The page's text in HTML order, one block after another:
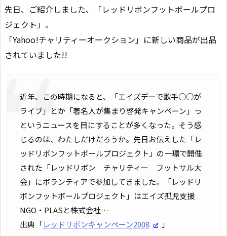
先日、ご紹介しました、「レッドリボンフットボールプロ
ジェクト」。
「Yahoo!チャリティーオークション」に新しい商品が出品
されていました!!
近年、この時期になると、「エイズデーで歌手○○が
ライブ」とか「著名人が集まり啓発キャンペーン」っ
というニュースを目にすることが多くなった。そう感
じるのは、わたしだけだろうか。先日お伝えした「レ
ッドリボンフットボールプロジェクト」の一環で開催
された「レッドリボン チャリティー フットサル大
会」にボランティアで参加してきました。「レッドリ
ボンフットボールプロジェクト」はエイズ孤児支援
NGO・PLASと株式会社…
出典「レッドリボンキャンペーン2008 」